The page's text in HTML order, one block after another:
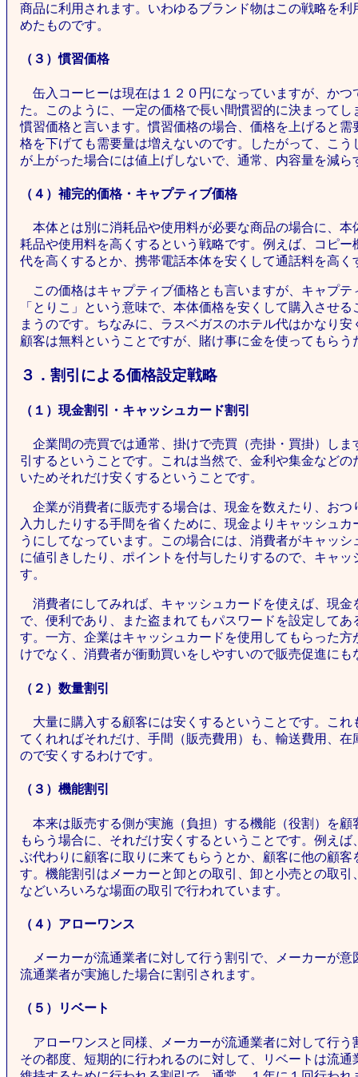
商品に利用されます。いわゆるブランド物はこの戦略を
めたものです。
（３）慣習価格
缶入コーヒーは現在は１２０円になっていますが、か
た。このように、一定の価格で長い間慣習的に決まって
慣習価格と言います。慣習価格の場合、価格を上げると
格を下げても需要量は増えないのです。したがって、こ
が上がった場合には値上げしないで、通常、内容量を減ら
（４）補完的価格・キャプティブ価格
本体とは別に消耗品や使用料が必要な商品の場合に、
耗品や使用料を高くするという戦略です。例えば、コピ
代を高くするとか、携帯電話本体を安くして通話料を高
この価格はキャプティブ価格とも言いますが、キャプ
「とりこ」という意味で、本体価格を安くして購入させ
まうのです。ちなみに、ラスベガスのホテル代はかなり
顧客は無料ということですが、賭け事に金を使ってもらう
３．割引による価格設定戦略
（１）現金割引・キャッシュカード割引
企業間の売買では通常、掛けで売買（売掛・買掛）し
引するということです。これは当然で、金利や集金など
いためそれだけ安くするということです。
企業が消費者に販売する場合は、現金を数えたり、お
入力したりする手間を省くために、現金よりキャッシュ
うにしてなっています。この場合には、消費者がキャッ
に値引きしたり、ポイントを付与したりするので、キャ
す。
消費者にしてみれば、キャッシュカードを使えば、現
で、便利であり、また盗まれてもパスワードを設定してあ
す。一方、企業はキャッシュカードを使用してもらった
けでなく、消費者が衝動買いをしやすいので販売促進にも
（２）数量割引
大量に購入する顧客には安くするということです。こ
てくれればそれだけ、手間（販売費用）も、輸送費用、
ので安くするわけです。
（３）機能割引
本来は販売する側が実施（負担）する機能（役割）を
もらう場合に、それだけ安くするということです。例え
ぶ代わりに顧客に取りに来てもらうとか、顧客に他の顧
す。機能割引はメーカーと卸との取引、卸と小売との取
などいろいろな場面の取引で行われています。
（４）アローワンス
メーカーが流通業者に対して行う割引で、メーカーが
流通業者が実施した場合に割引されます。
（５）リベート
アローワンスと同様、メーカーが流通業者に対して行
その都度、短期的に行われるのに対して、リベートは流